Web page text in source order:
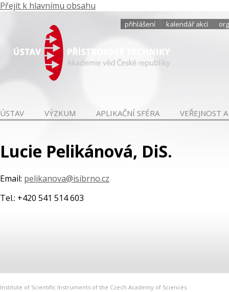
Přejít k hlavnímu obsahu
přihlášení kalendář akcí
ÚSTAV VÝZKUM APLIKAČNÍ SFÉRA VEŘEJNOST
Lucie Pelikánová, DiS.
Email: pelikanova@isibrno.cz
Tel.: +420 541 514 603
Institute of Scientific Instruments of the Czech Academy of Sciences